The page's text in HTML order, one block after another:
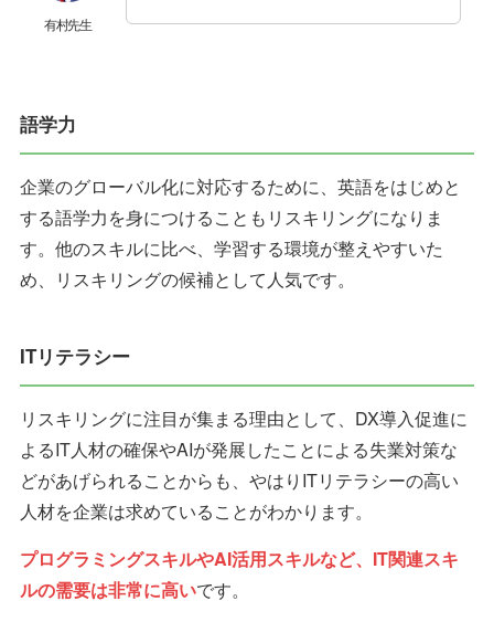
有村先生
語学力
企業のグローバル化に対応するために、英語をはじめと
する語学力を身につけることもリスキリングになりま
す。他のスキルに比べ、学習する環境が整えやすいた
め、リスキリングの候補として人気です。
ITリテラシー
リスキリングに注目が集まる理由として、DX導入促進に
よるIT人材の確保やAIが発展したことによる失業対策な
どがあげられることからも、やはりITリテラシーの高い
人材を企業は求めていることがわかります。
プログラミングスキルやAI活用スキルなど、IT関連スキ
ルの需要は非常に高いです。